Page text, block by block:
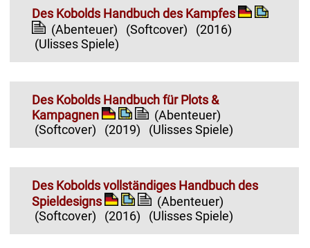
Des Kobolds Handbuch des Kampfes
(Abenteuer)
(Softcover)
(2016)
(Ulisses Spiele)
Des Kobolds Handbuch für Plots &
Kampagnen
(Abenteuer)
(Softcover)
(2019) (Ulisses Spiele)
Des Kobolds vollständiges Handbuch des
Spieldesigns
(Abenteuer)
(Softcover)
(2016) (Ulisses Spiele)